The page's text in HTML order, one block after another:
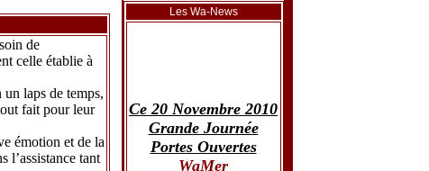
de
celle établie à
laps de temps,
fait pour leur
émotion et de la
l’assistance tant
Les Wa-News
Ce 20 Novembre 2010
Grande Journée
Portes Ouvertes
WaMer